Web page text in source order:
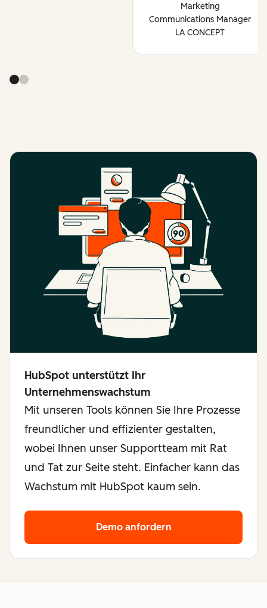
Marketing
Communications Manager
LA CONCEPT
HubSpot unterstützt Ihr
Unternehmenswachstum
Mit unseren Tools können Sie Ihre Prozesse
freundlicher und effizienter gestalten,
wobei Ihnen unser Supportteam mit Rat
und Tat zur Seite steht. Einfacher kann das
Wachstum mit HubSpot kaum sein.
Demo anfordern